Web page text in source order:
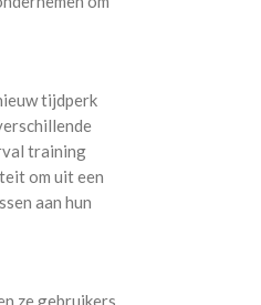
tijdperk
training
om uit een
aan hun
ze gebruikers